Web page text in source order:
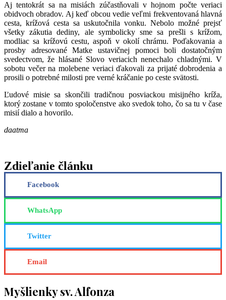
Aj tentokrát sa na misiách zúčastňovali v hojnom počte veriaci
obidvoch obradov. Aj keď obcou vedie veľmi frekventovaná hlavná
cesta, krížová cesta sa uskutočnila vonku. Nebolo možné prejsť
všetky zákutia dediny, ale symbolicky sme sa prešli s krížom,
modliac sa krížovú cestu, aspoň v okolí chrámu. Poďakovania a
prosby adresované Matke ustavičnej pomoci boli dostatočným
svedectvom, že hlásané Slovo veriacich nenechalo chladnými. V
sobotu večer na molebene veriaci ďakovali za prijaté dobrodenia a
prosili o potrebné milosti pre verné kráčanie po ceste svätosti.
Ľudové misie sa skončili tradičnou posviackou misijného kríža,
ktorý zostane v tomto spoločenstve ako svedok toho, čo sa tu v čase
misií dialo a hovorilo.
daatma
Zdieľanie článku
Facebook
WhatsApp
Twitter
Email
Myšlienky sv. Alfonza